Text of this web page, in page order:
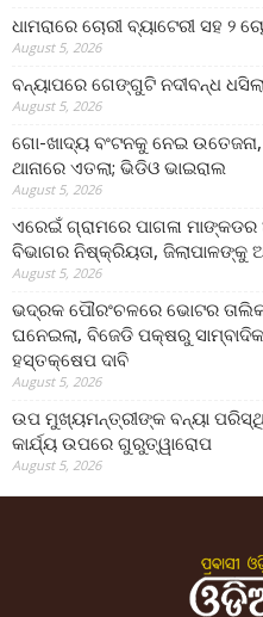
ଧାମରାରେ ଚୋରୀ ବ୍ୟାଟେରୀ ସହ ୨
August 5, 2026
ବନ୍ୟାପରେ ଗେଙ୍ଗୁଟି ନଦୀବନ୍ଧ
August 5, 2026
ଗୋ-ଖାଦ୍ୟ ବଂଟନକୁ ନେଇ
ଥାନାରେ ଏତଲା; ଭିଡିଓ ଭାଇରାଲ
August 5, 2026
ଏରେଇଁ ଗ୍ରାମରେ ପାଗଳା
ବିଭାଗର ନିଷ୍କ୍ରିୟତା, ଜିଲାପାଳଙ୍କୁ
August 5, 2026
ଭଦ୍ରକ ପୌରଂଚଳରେ ଭୋଟର
ଘନେଇଲା, ବିଜେଡି ପକ୍ଷରୁ
ହସ୍ତକ୍ଷେପ ଦାବି
August 5, 2026
ଉପ ମୁଖ୍ୟମନ୍ତ୍ରୀଙ୍କ ବନ୍ୟା
କାର୍ଯ୍ୟ ଉପରେ ଗୁରୁତ୍ୱାରୋପ
August 5, 2026